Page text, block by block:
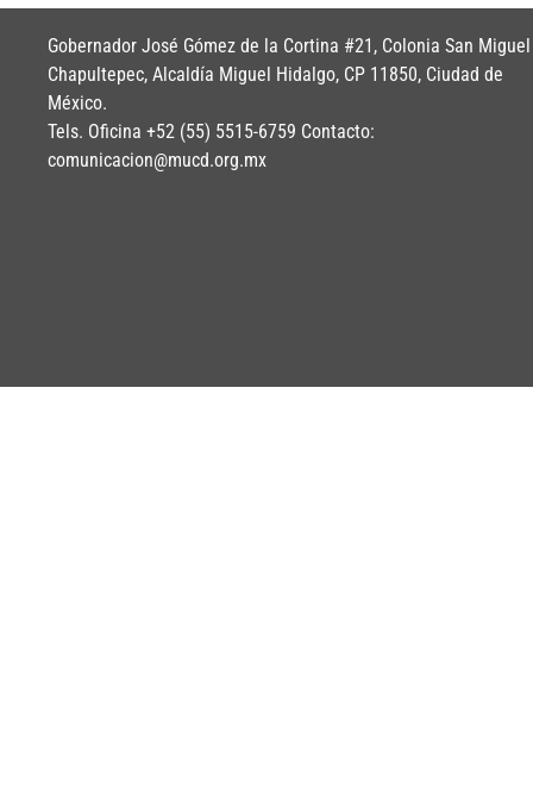
Gobernador José Gómez de la Cortina #21, Colonia San Miguel
Chapultepec, Alcaldía Miguel Hidalgo, CP 11850, Ciudad de
México.
Tels. Oficina +52 (55) 5515-6759 Contacto:
comunicacion@mucd.org.mx